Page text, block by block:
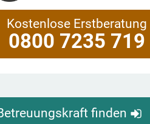
Kostenlose Erstberatung
0800 7235 719
finden